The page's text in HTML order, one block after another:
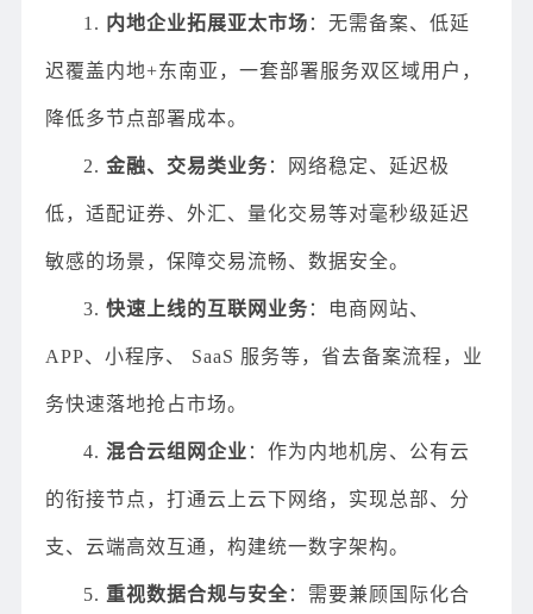
1. 内地企业拓展亚太市场 ：无需备案、低延
迟覆盖内地+东南亚，一套部署服务双区域用户，
降低多节点部署成本。
2. 金融、交易类业务 ：网络稳定、延迟极
低，适配证券、外汇、量化交易等对毫秒级延迟
敏感的场景，保障交易流畅、数据安全。
3. 快速上线的互联网业务 ：电商网站、
APP、小程序、 SaaS 服务等，省去备案流程，业
务快速落地抢占市场。
4. 混合云组网企业 ：作为内地机房、公有云
的衔接节点，打通云上云下网络，实现总部、分
支、云端高效互通，构建统一数字架构。
5. 重视数据合规与安全：需要兼顾国际化合